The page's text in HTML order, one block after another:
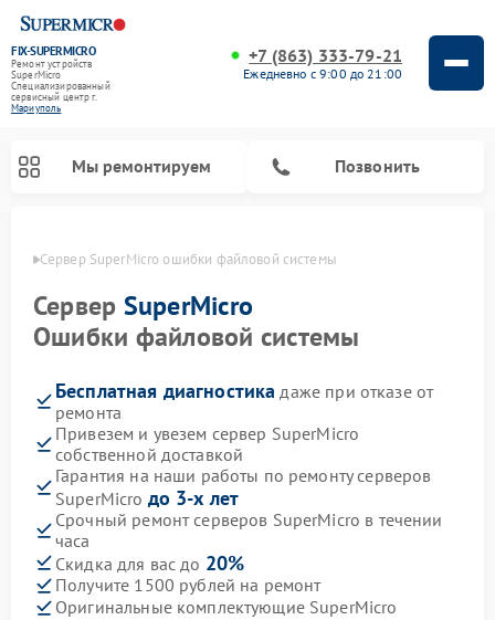
FIX-SUPERMICRO
Ремонт устройств
SuperMicro
Специализированный
cервисный центр г.
Мариуполь
+7 (863) 333-79-21
Ежедневно с 9:00 до 21:00
Мы ремонтируем Позвонить
Сервер SuperMicro ошибки файловой системы
Сервер SuperMicro
Ошибки файловой системы
Бесплатная диагностика даже при отказе от
ремонта
Привезем и увезем сервер SuperMicro
собственной доставкой
Гарантия на наши работы по ремонту серверов
SuperMicro до 3-х лет
Срочный ремонт серверов SuperMicro в течении
часа
Скидка для вас до 20%
Получите 1500 рублей на ремонт
Оригинальные комплектующие SuperMicro